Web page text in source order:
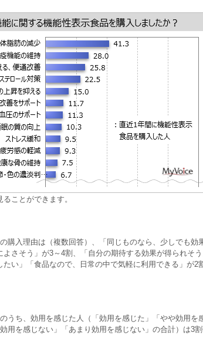
ことができます。
購入理由は（複数回答）、「同じものなら、少しでも効
さそう」が3～4割、「自分の期待する効果が得られそ
い」「食品なので、日常の中で気軽に利用できる」が2
うち、効用を感じた人（「効用を感じた」「やや効用を
用を感じない」「あまり効用を感じない」の合計）は3